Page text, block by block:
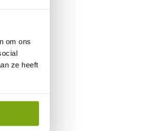
om ons
ze heeft